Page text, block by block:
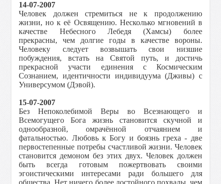
14-07-2007
Человек должен стремиться не к продолжению
жизни, но к её Освящению. Несколько мгновений в
качестве Небесного Лебедя (Хамсы) более
прекрасны, чем долгие годы в качестве вороны.
Человеку следует возвышать свои низшие
побуждения, встать на Святой путь, и достичь
прекрасной участи единения с Космическим
Сознанием, идентичности индивидуума (Дживы) с
Универсумом (Дэвой).
15-07-2007
Без Непоколебимой Веры во Всезнающего и
Всемогущего Бога жизнь становится скучной и
однообразной, омрачённой отчаянием и
фатальностью. Любовь к Богу и боязнь греха - две
первостепенные потребы счастливой жизни. Человек
становится демоном без этих двух. Человек должен
быть всегда готовым пожертвовать своими
эгоистическими интересами ради большего для
общества. Нет ничего более достойного похвалы, чем